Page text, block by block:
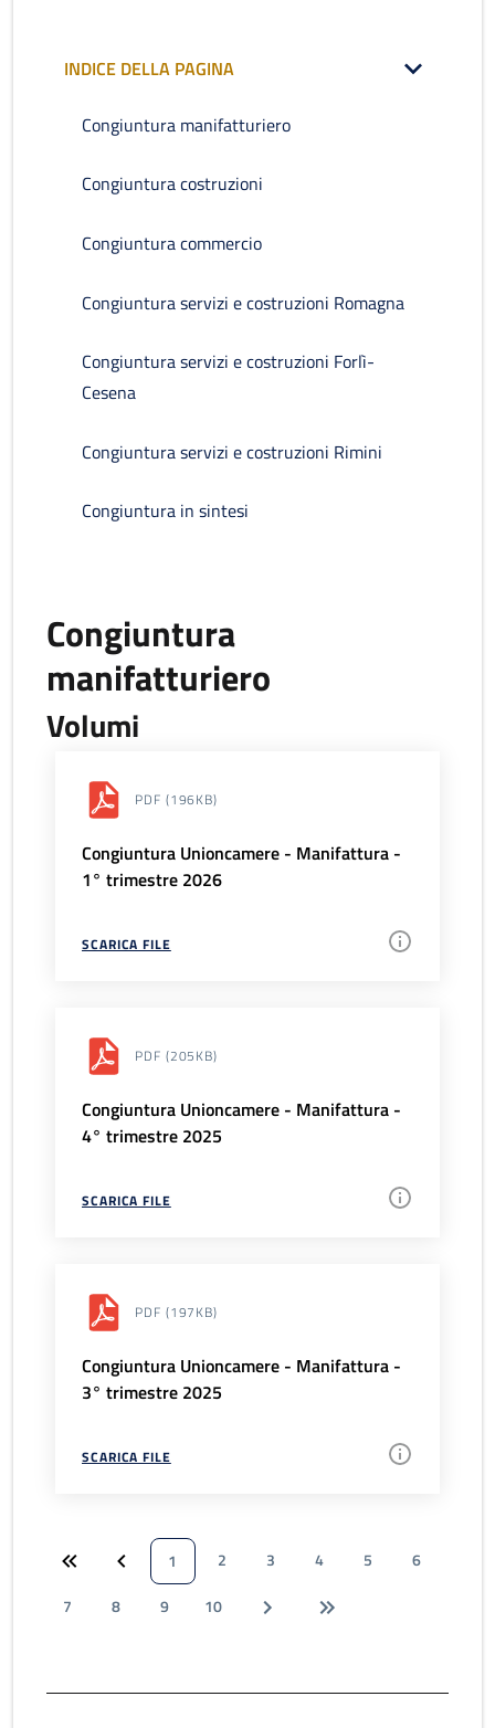
INDICE DELLA PAGINA
Congiuntura manifatturiero
Congiuntura costruzioni
Congiuntura commercio
Congiuntura servizi e costruzioni Romagna
Congiuntura servizi e costruzioni Forlì-
Cesena
Congiuntura servizi e costruzioni Rimini
Congiuntura in sintesi
Congiuntura
manifatturiero
Volumi
PDF (196KB)
Congiuntura Unioncamere - Manifattura -
1° trimestre 2026
SCARICA FILE
PDF (205KB)
Congiuntura Unioncamere - Manifattura -
4° trimestre 2025
SCARICA FILE
PDF (197KB)
Congiuntura Unioncamere - Manifattura -
3° trimestre 2025
SCARICA FILE
1 2 3 4 5
6
7
8 9 10